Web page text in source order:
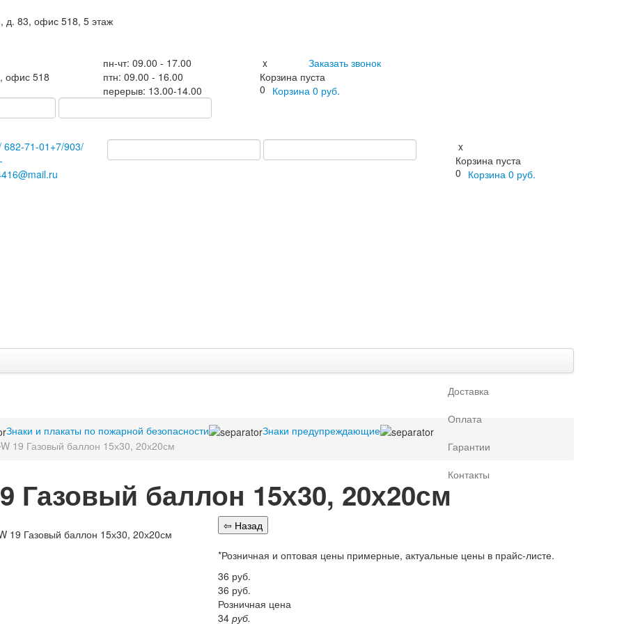
д. 83, офис 518, 5 этаж
офис 518
пн-чт: 09.00 - 17.00
птн: 09.00 - 16.00
перерыв: 13.00-14.00
Заказать звонок
x
Корзина пуста
0 Корзина 0 руб.
682-71-01 +7/903/
x
Корзина пуста
0 Корзина 0 руб.
Доставка
Оплата
Гарантии
Контакты
Знаки и плакаты по пожарной безопасности
Знаки предупреждающие
W 19 Газовый баллон 15х30, 20х20см
Газовый баллон 15х30, 20х20см
*Розничная и оптовая цены примерные, актуальные цены в прайс-листе.
36 руб.
36 руб.
Розничная цена
34 руб.